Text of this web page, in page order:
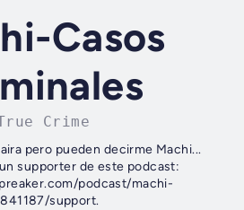
Casos
Crime
pero pueden decirme Machi...
supporter de este podcast:
podcast/machi-
support.